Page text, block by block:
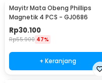
Mayitr Mata Obeng Phillips
Magnetik 4 PCS - GJ0686
Rp30.100
Rp55.900 47%
+ Keranjang